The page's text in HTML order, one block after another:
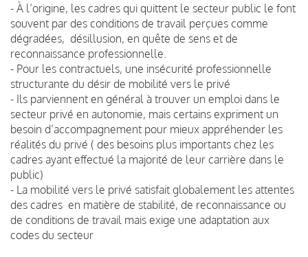
- À l’origine, les cadres qui quittent le secteur public le font
souvent par des conditions de travail perçues comme
dégradées, désillusion, en quête de sens et de
reconnaissance professionnelle.
- Pour les contractuels, une insécurité professionnelle
structurante du désir de mobilité vers le privé
- Ils parviennent en général à trouver un emploi dans le
secteur privé en autonomie, mais certains expriment un
besoin d’accompagnement pour mieux appréhender les
réalités du privé ( des besoins plus importants chez les
cadres ayant effectué la majorité de leur carrière dans le
public)
- La mobilité vers le privé satisfait globalement les attentes
des cadres en matière de stabilité, de reconnaissance ou
de conditions de travail mais exige une adaptation aux
codes du secteur